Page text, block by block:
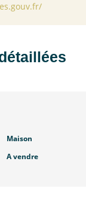
Maison
A vendre